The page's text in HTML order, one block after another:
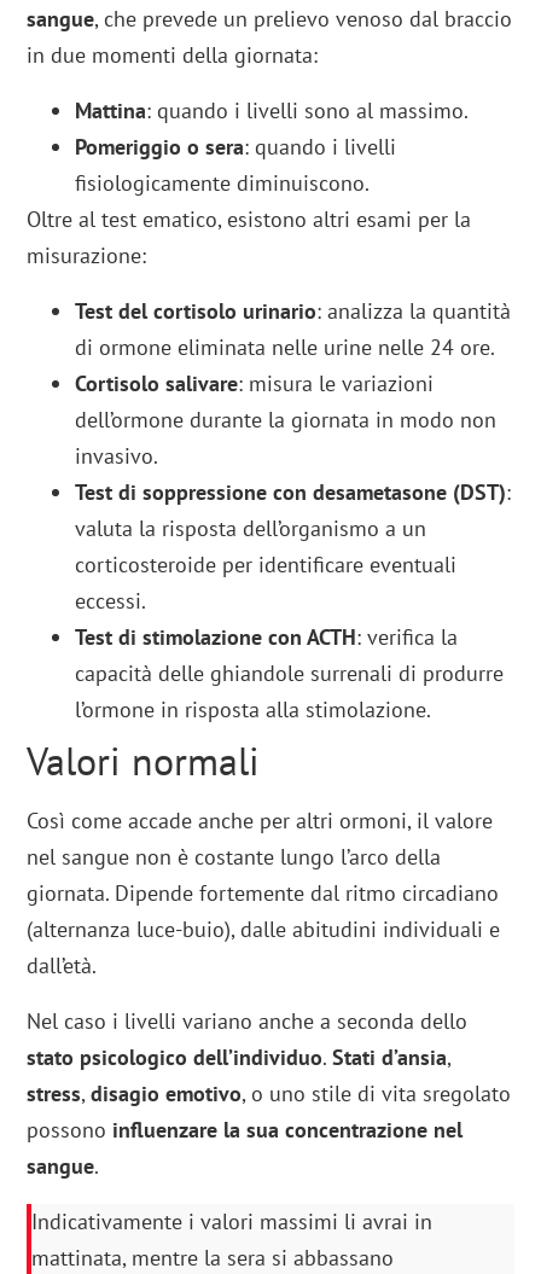
sangue, che prevede un prelievo venoso dal braccio
in due momenti della giornata:
Mattina: quando i livelli sono al massimo.
Pomeriggio o sera: quando i livelli
fisiologicamente diminuiscono.
Oltre al test ematico, esistono altri esami per la
misurazione:
Test del cortisolo urinario: analizza la quantità
di ormone eliminata nelle urine nelle 24 ore.
Cortisolo salivare: misura le variazioni
dell’ormone durante la giornata in modo non
invasivo.
Test di soppressione con desametasone (DST):
valuta la risposta dell’organismo a un
corticosteroide per identificare eventuali
eccessi.
Test di stimolazione con ACTH: verifica la
capacità delle ghiandole surrenali di produrre
l’ormone in risposta alla stimolazione.
Valori normali
Così come accade anche per altri ormoni, il valore
nel sangue non è costante lungo l’arco della
giornata. Dipende fortemente dal ritmo circadiano
(alternanza luce-buio), dalle abitudini individuali e
dall’età.
Nel caso i livelli variano anche a seconda dello
stato psicologico dell’individuo.Stati d’ansia,
stress,disagio emotivo, o uno stile di vita sregolato
possono influenzare la sua concentrazione nel
sangue.
Indicativamente i valori massimi li avrai in
mattinata, mentre la sera si abbassano